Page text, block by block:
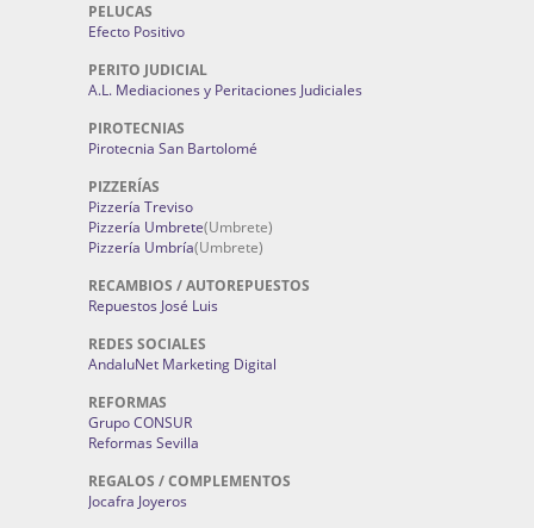
PELUCAS
Efecto Positivo
PERITO JUDICIAL
A.L. Mediaciones y Peritaciones Judiciales
PIROTECNIAS
Pirotecnia San Bartolomé
PIZZERÍAS
Pizzería Treviso
Pizzería Umbrete(Umbrete)
Pizzería Umbría(Umbrete)
RECAMBIOS / AUTOREPUESTOS
Repuestos José Luis
REDES SOCIALES
AndaluNet Marketing Digital
REFORMAS
Grupo CONSUR
Reformas Sevilla
REGALOS / COMPLEMENTOS
Jocafra Joyeros